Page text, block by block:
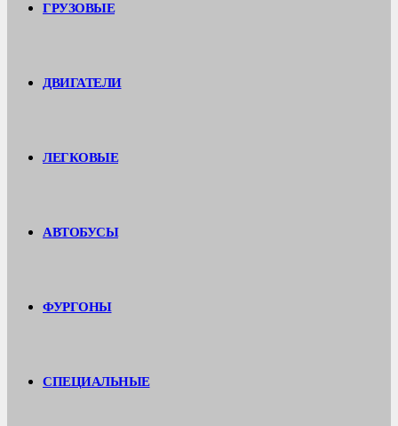
ГРУЗОВЫЕ
ДВИГАТЕЛИ
ЛЕГКОВЫЕ
АВТОБУСЫ
ФУРГОНЫ
СПЕЦИАЛЬНЫЕ